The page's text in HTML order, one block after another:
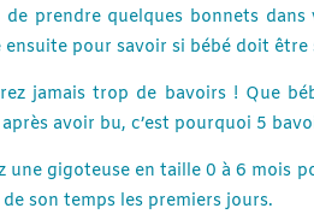
de prendre quelques bonnets
ensuite pour savoir si bébé doit
jamais trop de bavoirs ! Que
avoir bu, c’est pourquoi 5
une gigoteuse en taille 0 à 6 mois
son temps les premiers jours.